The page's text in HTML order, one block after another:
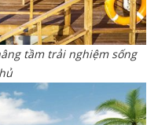
tầm trải nghiệm sống